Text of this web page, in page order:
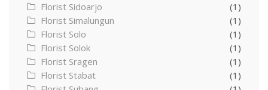
Florist Sidoarjo
(1)
Florist Simalungun
(1)
Florist Solo
(1)
Florist Solok
(1)
Florist Sragen
(1)
Florist Stabat
(1)